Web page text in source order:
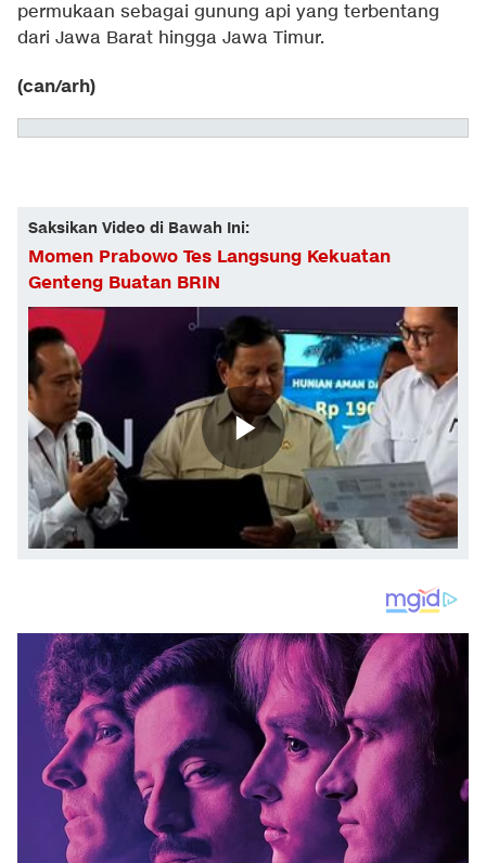
permukaan sebagai gunung api yang terbentang
dari Jawa Barat hingga Jawa Timur.
(can/arh)
Saksikan Video di Bawah Ini:
Momen Prabowo Tes Langsung Kekuatan
Genteng Buatan BRIN